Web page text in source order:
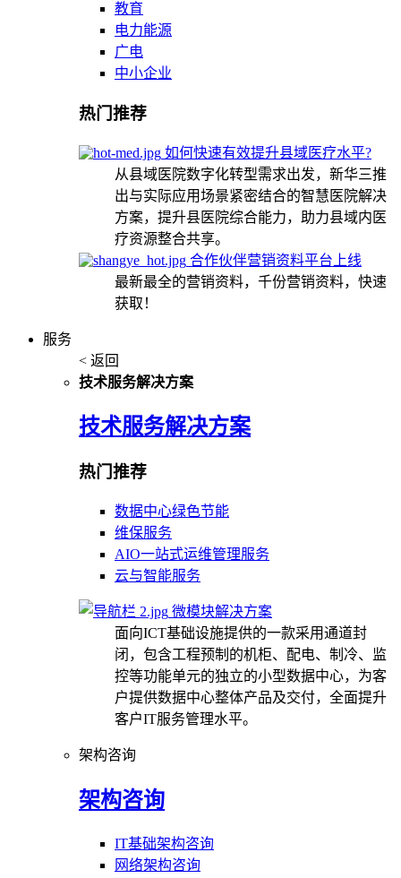
教育
电力能源
广电
中小企业
热门推荐
如何快速有效提升县域医疗水平?
从县域医院数字化转型需求出发，新华三推
出与实际应用场景紧密结合的智慧医院解决
方案，提升县医院综合能力，助力县域内医
疗资源整合共享。
合作伙伴营销资料平台上线
最新最全的营销资料，千份营销资料，快速
获取！
服务
< 返回
技术服务解决方案
技术服务解决方案
热门推荐
数据中心绿色节能
维保服务
AIO一站式运维管理服务
云与智能服务
微模块解决方案
面向ICT基础设施提供的一款采用通道封
闭，包含工程预制的机柜、配电、制冷、监
控等功能单元的独立的小型数据中心，为客
户提供数据中心整体产品及交付，全面提升
客户IT服务管理水平。
架构咨询
架构咨询
IT基础架构咨询
网络架构咨询